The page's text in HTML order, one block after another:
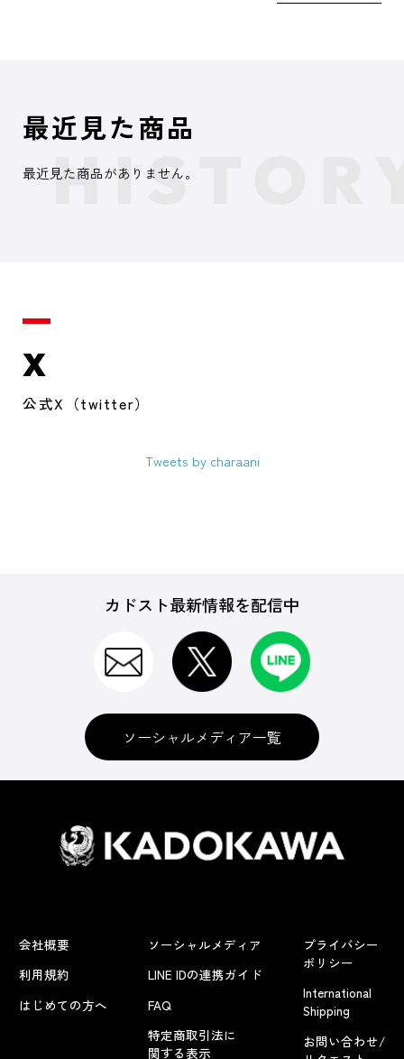
最近見た商品
最近見た商品がありません。
X
公式X（twitter）
Tweets by charaani
カドスト最新情報を配信中
ソーシャルメディア一覧
会社概要
利用規約
はじめての方へ
ソーシャルメディア
LINE IDの連携ガイド
FAQ
特定商取引法に
関する表示
プライバシー
ポリシー
International
Shipping
お問い合わせ/